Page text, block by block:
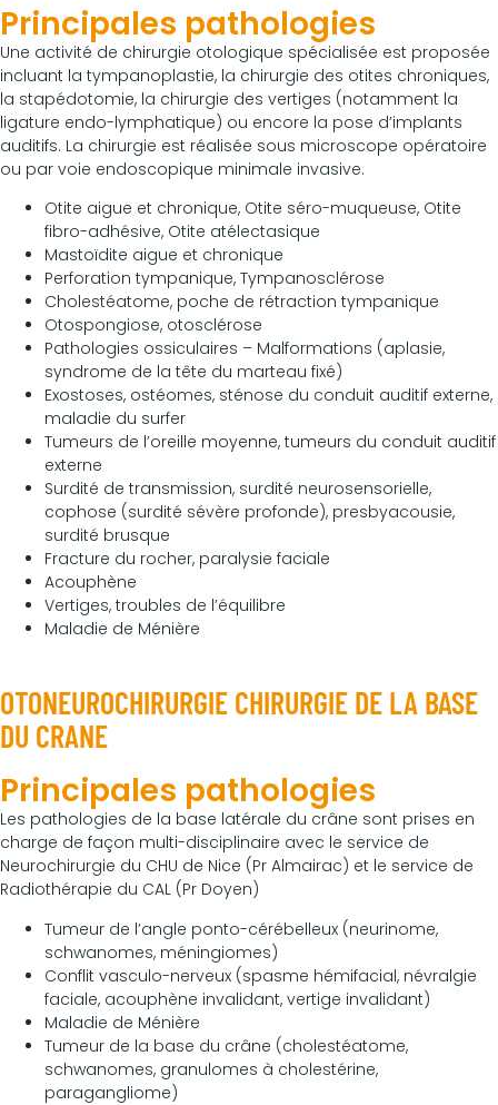
Principales pathologies
Une activité de chirurgie otologique spécialisée est proposée
incluant la tympanoplastie, la chirurgie des otites chroniques,
la stapédotomie, la chirurgie des vertiges (notamment la
ligature endo-lymphatique) ou encore la pose d’implants
auditifs. La chirurgie est réalisée sous microscope opératoire
ou par voie endoscopique minimale invasive.
Otite aigue et chronique, Otite séro-muqueuse, Otite
fibro-adhésive, Otite atélectasique
Mastoïdite aigue et chronique
Perforation tympanique, Tympanosclérose
Cholestéatome, poche de rétraction tympanique
Otospongiose, otosclérose
Pathologies ossiculaires – Malformations (aplasie,
syndrome de la tête du marteau fixé)
Exostoses, ostéomes, sténose du conduit auditif externe,
maladie du surfer
Tumeurs de l’oreille moyenne, tumeurs du conduit auditif
externe
Surdité de transmission, surdité neurosensorielle,
cophose (surdité sévère profonde), presbyacousie,
surdité brusque
Fracture du rocher, paralysie faciale
Acouphène
Vertiges, troubles de l’équilibre
Maladie de Ménière
OTONEUROCHIRURGIE CHIRURGIE DE LA BASE
DU CRANE
Principales pathologies
Les pathologies de la base latérale du crâne sont prises en
charge de façon multi-disciplinaire avec le service de
Neurochirurgie du CHU de Nice (Pr Almairac) et le service de
Radiothérapie du CAL (Pr Doyen)
Tumeur de l’angle ponto-cérébelleux (neurinome,
schwanomes, méningiomes)
Conflit vasculo-nerveux (spasme hémifacial, névralgie
faciale, acouphène invalidant, vertige invalidant)
Maladie de Ménière
Tumeur de la base du crâne (cholestéatome,
schwanomes, granulomes à cholestérine,
paragangliome)